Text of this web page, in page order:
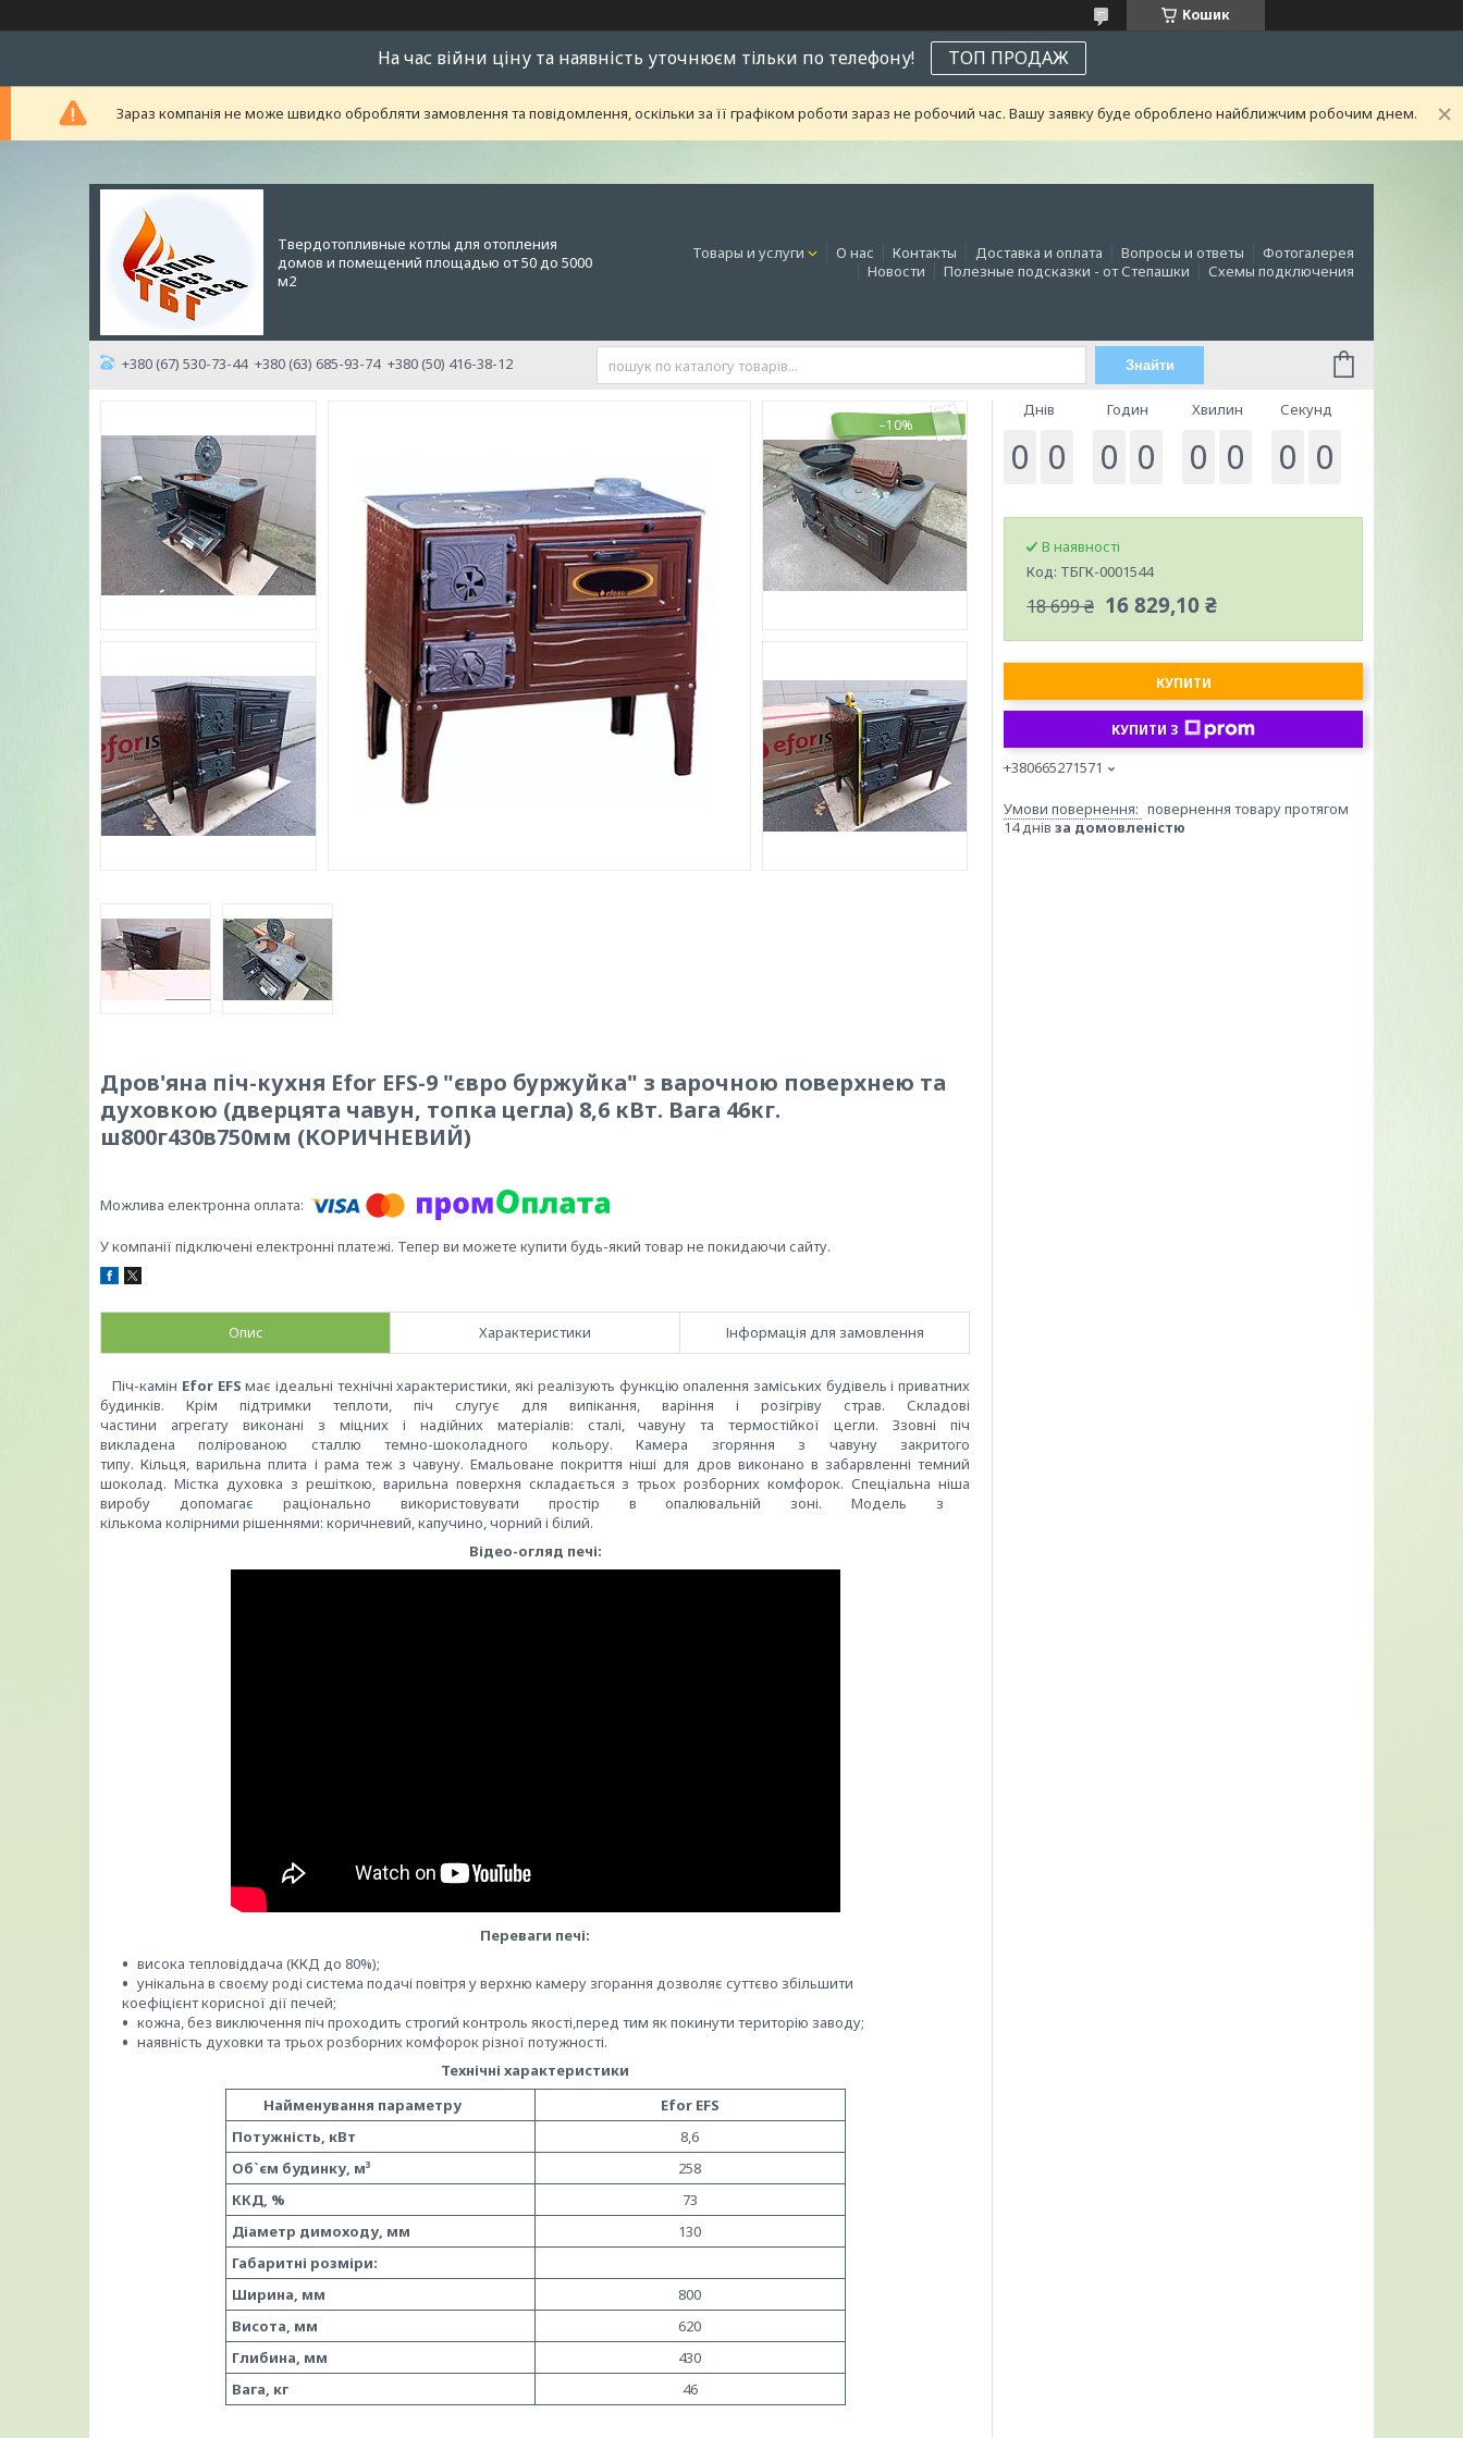
Кошик
На час війни ціну та наявність уточнюєм тільки по телефону! ТОП ПРОДАЖ
Зараз компанія не може швидко обробляти замовлення та повідомлення, оскільки за її графіком роботи зараз не робочий час. Вашу заявку буде оброблено найближчим робочим днем.
Твердотопливные котлы для отопления
домов и помещений площадью от 50 до 5000
м2
Товары и услуги О нас Контакты Доставка и оплата Вопросы и ответы
Фотогалерея
Новости
Полезные подсказки - от Степашки Схемы подключения
+380 (67) 530-73-44 +380 (63) 685-93-74 +380 (50) 416-38-12 Знайти
–10%
Дров'яна піч-кухня Efor EFS-9 "євро буржуйка" з варочною поверхнею та
духовкою (дверцята чавун, топка цегла) 8,6 кВт. Вага 46кг.
ш800г430в750мм (КОРИЧНЕВИЙ)
У компанії підключені електронні платежі. Тепер ви можете купити будь-який товар не покидаючи сайту.
Опис Характеристики Інформація для замовлення
Піч-камін Efor EFS має ідеальні технічні характеристики, які реалізують функцію опалення заміських будівель і приватних
будинків.
Крім підтримки теплоти, піч слугує для випікання, варіння і розігріву страв.
Складові
частини
агрегату виконані з міцних і надійних матеріалів: сталі, чавуну та термостійкої цегли. Ззовні піч
викладена
полірованою сталлю темно-шоколадного кольору. Камера згоряння з чавуну
закритого
типу. Кільця, варильна плита і рама теж з чавуну. Емальоване покриття ніші для дров виконано в забарвленні темний
шоколад. Містка духовка з решіткою, варильна поверхня складається з трьох розборних комфорок. Спеціальна ніша
виробу
допомагає раціонально використовувати простір в опалювальній зоні.Модель
з
кількома колірними рішеннями: коричневий,капучино, чорний і білий.
Відео-огляд печі:
Переваги печі:
висока тепловіддача (ККД до 80%);
унікальна в своєму роді система подачі повітря у верхню камеру згорання дозволяє суттєво збільшити
коефіцієнткорисної дії печей;
кожна,без виключення піч проходить строгий контроль якості,перед тим як покинути територію заводу;
наявність духовки та трьох розборних комфорок різної потужності.
Технічні характеристики
Найменування параметру
Efor EFS
Потужність, кВт
8,6
Об`єм будинку, м³
258
ККД, %
73
Діаметр димоходу, мм
130
Габаритні розміри:
Ширина, мм
800
Висота, мм
620
Глибина, мм
430
Вага, кг
46
Днів
0 0
Годин
0 0
Хвилин
0 0
Секунд
0 0
В наявності
Код: TБГК-0001544
18 699 ₴ 16 829,10 ₴
КУПИТИ
КУПИТИ З
+380665271571
повернення товару протягом
14 днів за домовленістю